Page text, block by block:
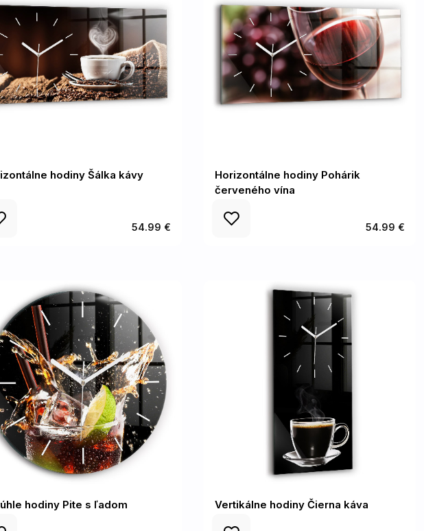
hodiny Šálka kávy
54.99 €
Horizontálne hodiny Pohárik
červeného vína
54.99 €
hodiny Pite s ľadom Vertikálne hodiny Čierna káva